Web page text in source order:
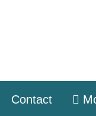
Contact